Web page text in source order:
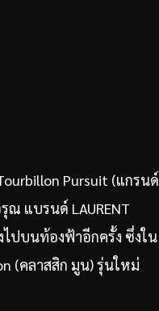
Pursuit (แกรนด์
แบรนด์ LAURENT
ไปบนท้องฟ้าอีกครั้ง ซึ่งใน
(คลาสสิก มูน) รุ่นใหม่